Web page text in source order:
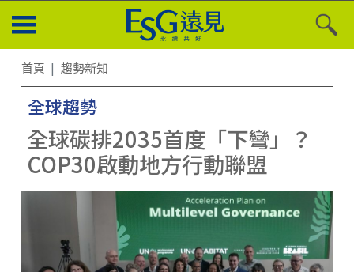
首頁 趨勢新知
全球趨勢
全球碳排2035首度「下彎」？
COP30啟動地方行動聯盟